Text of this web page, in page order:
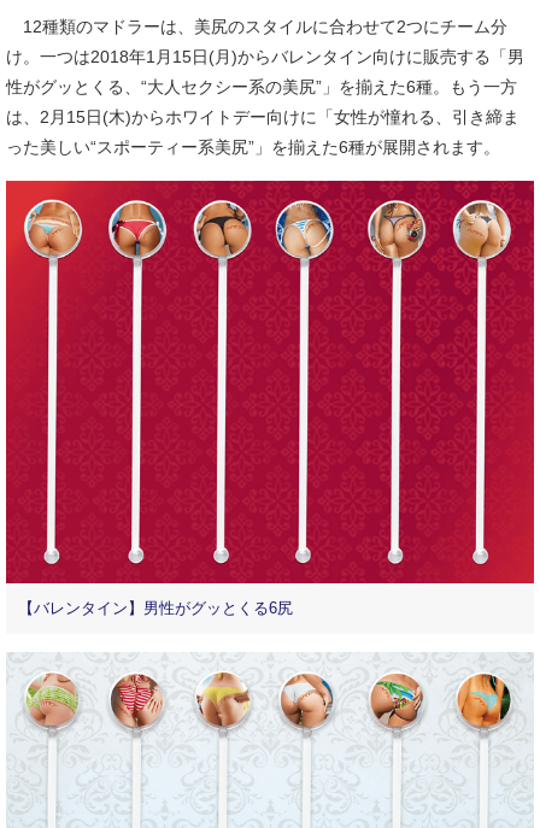
12種類のマドラーは、美尻のスタイルに合わせて2つにチーム分
け。一つは2018年1月15日(月)からバレンタイン向けに販売する「男
性がグッとくる、“大人セクシー系の美尻”」を揃えた6種。もう一方
は、2月15日(木)からホワイトデー向けに「女性が憧れる、引き締ま
った美しい“スポーティー系美尻”」を揃えた6種が展開されます。
【バレンタイン】男性がグッとくる6尻